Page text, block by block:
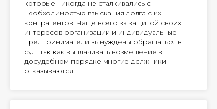
которые никогда не сталкивались с
необходимостью взыскания долга с их
контрагентов. Чаще всего за защитой своих
интересов организации и индивидуальные
предприниматели вынуждены обращаться в
суд, так как выплачивать возмещение в
досудебном порядке многие должники
отказываются.